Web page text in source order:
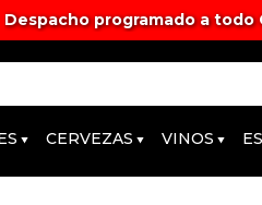
Despacho programado a
Tiempos y valores de
CERVEZAS VINOS